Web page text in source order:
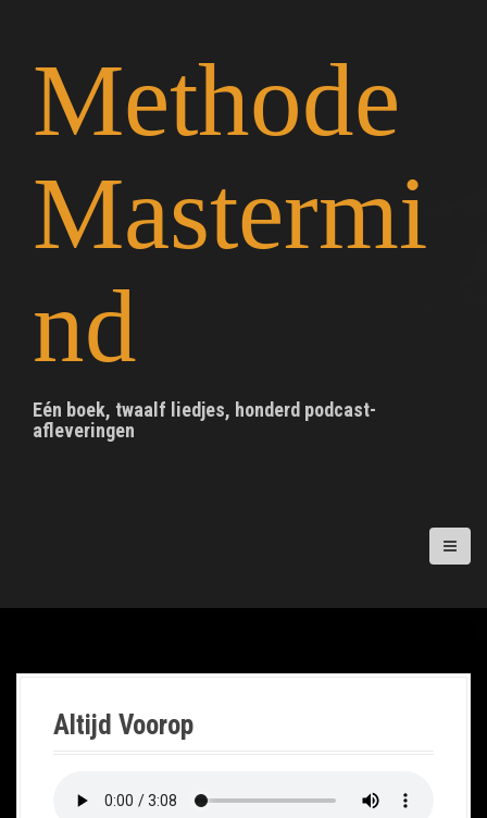
Methode
Mastermi
nd
Eén boek, twaalf liedjes, honderd podcast-
afleveringen
Altijd Voorop